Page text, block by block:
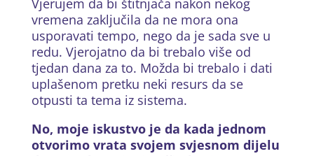
Vjerujem da bi štitnjača nakon nekog
vremena zaključila da ne mora ona
usporavati tempo, nego da je sada sve u
redu. Vjerojatno da bi trebalo više od
tjedan dana za to. Možda bi trebalo i dati
uplašenom pretku neki resurs da se
otpusti ta tema iz sistema.
No, moje iskustvo je da kada jednom
otvorimo vrata svojem svjesnom dijelu